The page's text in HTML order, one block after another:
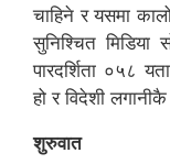
चाहिने र यसमा
सुनिश्चित मिडिया
पारदर्शिता ०५८
हो र विदेशी लगानीकै
शुरुवात